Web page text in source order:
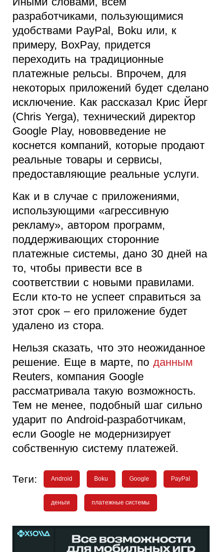
разработчиками, пользующимися
удобствами PayPal, Boku или, к
примеру, BoxPay, придется
переходить на традиционные
платежные рельсы. Впрочем, для
некоторых приложений будет сделано
исключение. Как рассказал Крис Йерг
(Chris Yerga), технический директор
Google Play, нововведение не
коснется компаний, которые продают
реальные товары и сервисы,
предоставляющие реальные услуги.
Как и в случае с приложениями,
использующими «агрессивную
рекламу», автором программ,
поддерживающих сторонние
платежные системы, дано 30 дней на
то, чтобы привести все в
соответствии с новыми правилами.
Если кто-то не успеет справиться за
этот срок – его приложение будет
удалено из стора.
Нельзя сказать, что это неожиданное
решение. Еще в марте, по данным
Reuters, компания Google
рассматривала такую возможность.
Тем не менее, подобный шаг сильно
ударит по Android-разработчикам,
если Google не модернизирует
собственную систему платежей.
Теги: Android Boku Google PayPal
деньги платежные системы